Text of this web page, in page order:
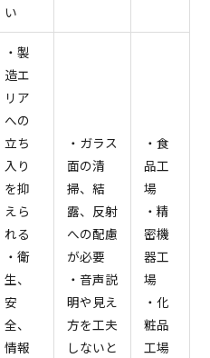
い
・製
造エ
リア
への
立ち
入り
を抑
えら
れる
・衛
生、
安
全、
情報
・ガラス
面の清
掃、結
露、反射
への配慮
が必要
・音声説
明や見え
方を工夫
しないと
・食
品工
場
・精
密機
器工
場
・化
粧品
工場